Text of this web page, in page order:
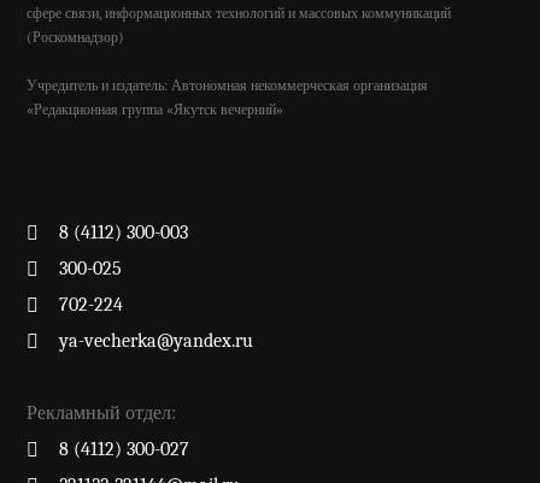
сфере связи, информационных технологий и массовых коммуникаций
(Роскомнадзор)
Учредитель и издатель: Автономная некоммерческая организация
«Редакционная группа «Якутск вечерний»
8 (4112) 300-003
300-025
702-224
ya-vecherka@yandex.ru
Рекламный отдел:
8 (4112) 300-027